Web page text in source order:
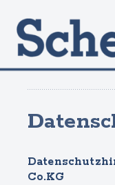
Co.KG